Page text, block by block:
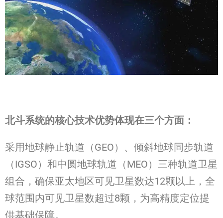
北斗系统的核心技术优势体现在三个方面：
采用地球静止轨道（GEO）、倾斜地球同步轨道
（IGSO）和中圆地球轨道（MEO）三种轨道卫星
组合，确保亚太地区可见卫星数达12颗以上，全
球范围内可见卫星数超过8颗，为高精度定位提
供基础保障。